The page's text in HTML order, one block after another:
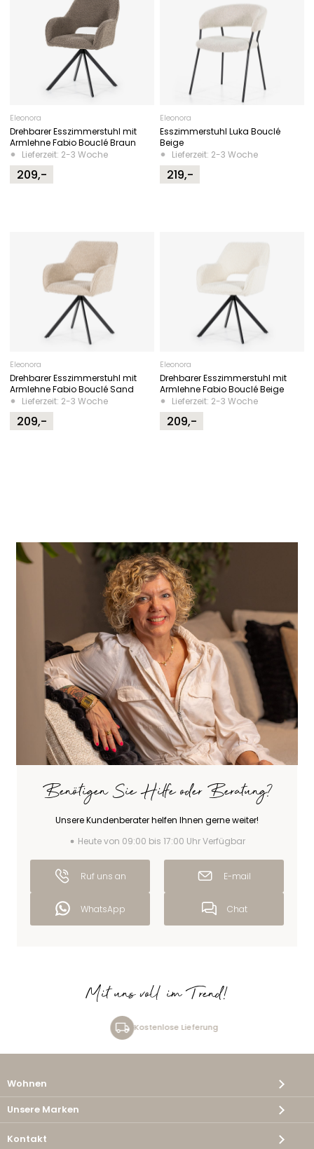
Eleonora
Drehbarer Esszimmerstuhl mit
Armlehne Fabio Bouclé Braun
Lieferzeit: 2-3 Woche
209,-
Eleonora
Esszimmerstuhl Luka Bouclé
Beige
Lieferzeit: 2-3 Woche
219,-
Eleonora
Drehbarer Esszimmerstuhl mit
Armlehne Fabio Bouclé Sand
Lieferzeit: 2-3 Woche
209,-
Eleonora
Drehbarer Esszimmerstuhl mit
Armlehne Fabio Bouclé Beige
Lieferzeit: 2-3 Woche
209,-
Benötigen Sie Hilfe oder Beratung?
Unsere Kundenberater helfen Ihnen gerne weiter!
Heute von 09:00 bis 17:00 Uhr Verfügbar
Ruf uns an E-mail
WhatsApp Chat
Mit uns voll im Trend!
Kostenlose Lieferung
Wohnen
Unsere Marken
Kontakt